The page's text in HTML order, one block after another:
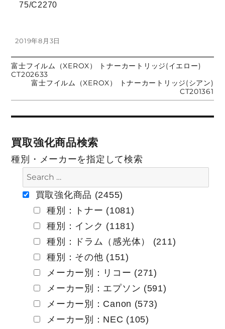
75/C2270
投
日:
2019年8月3日
投
ナ
ビ
ゲ
シ
前
の
富士フイルム（XEROX） トナーカートリッジ(イエロー)
CT202633
投
富士フイルム（XEROX） トナーカートリッジ(シアン)
CT201361
買取強化商品検索
種別・メーカーを指定して検索
買取強化商品 (2455)
種別：トナー (1081)
種別：インク (1181)
種別：ドラム（感光体） (211)
種別：その他 (151)
メーカー別：リコー (271)
メーカー別：エプソン (591)
メーカー別：Canon (573)
メーカー別：NEC (105)